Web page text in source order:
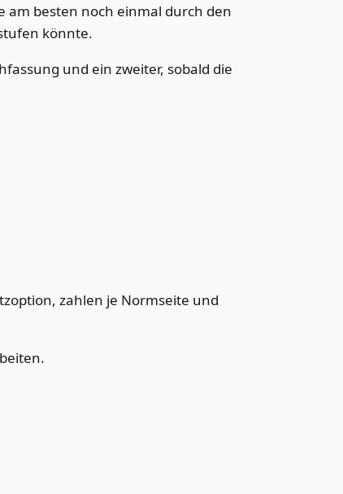
am besten noch einmal durch den
könnte.
und ein zweiter, sobald die
zahlen je Normseite und